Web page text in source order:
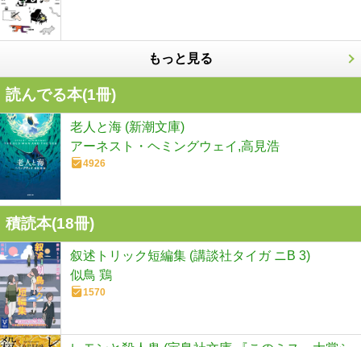
もっと見る
読んでる本(1冊)
老人と海 (新潮文庫)
アーネスト・ヘミングウェイ,高見浩
4926
積読本(18冊)
叙述トリック短編集 (講談社タイガ ニB 3)
似鳥 鶏
1570